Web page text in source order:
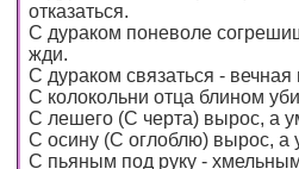
отказаться.
С дураком поневоле
жди.
С дураком связаться - вечная
С колокольни отца блином
С лешего (С черта) вырос, а
С осину (С оглоблю) вырос, а
С пьяным под руку -